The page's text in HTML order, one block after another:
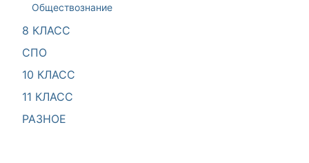
Обществознание
8 КЛАСС
СПО
10 КЛАСС
11 КЛАСС
РАЗНОЕ